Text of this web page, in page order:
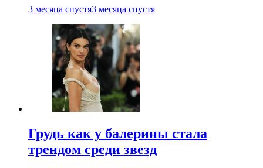
3 месяца спустя3 месяца спустя
Грудь как у балерины стала
трендом среди звезд